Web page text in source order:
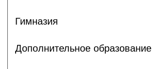
Гимназия
Дополнительное образование